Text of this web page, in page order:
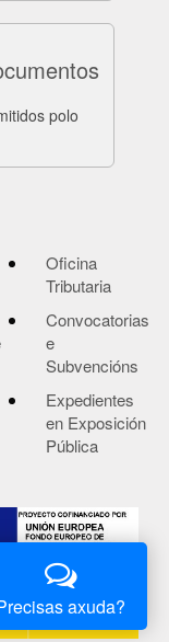
polo
Oficina
Tributaria
Convocatorias
e
Subvencións
Expedientes
en Exposición
Pública
axuda?